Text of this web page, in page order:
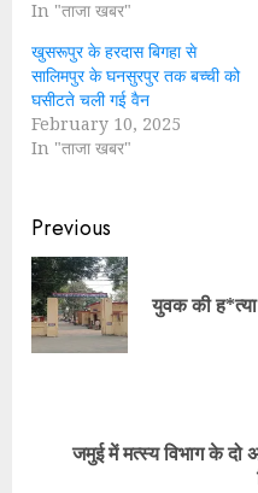
In "ताजा खबर"
खुसरूपुर के हरदास बिगहा से
सालिमपुर के घनसुरपुर तक बच्ची को
घसीटते चली गई वैन
February 10, 2025
In "ताजा खबर"
Continue
Reading
Previous
युवक की
Nextजमुई में मत्स्य विभाग के